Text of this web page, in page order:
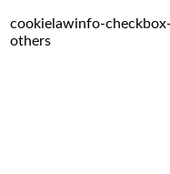
cookielawinfo-checkbox-
others